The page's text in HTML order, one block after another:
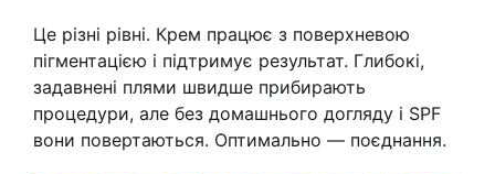
Це різні рівні. Крем працює з поверхневою
пігментацією і підтримує результат. Глибокі,
задавнені плями швидше прибирають
процедури, але без домашнього догляду і SPF
вони повертаються. Оптимально — поєднання.